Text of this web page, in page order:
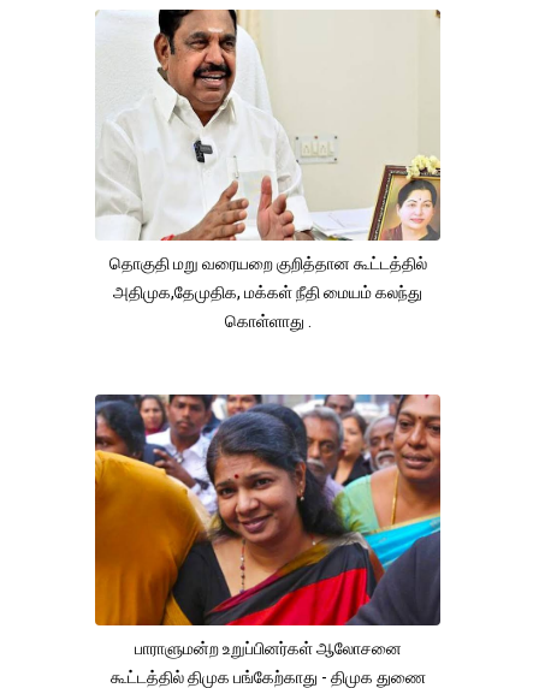
தொகுதி மறு வரையறை குறித்தான கூட்டத்தில்
அதிமுக,தேமுதிக, மக்கள் நீதி மையம் கலந்து
கொள்ளாது .
பாராளுமன்ற உறுப்பினர்கள் ஆலோசனை
கூட்டத்தில் திமுக பங்கேற்காது - திமுக துணை